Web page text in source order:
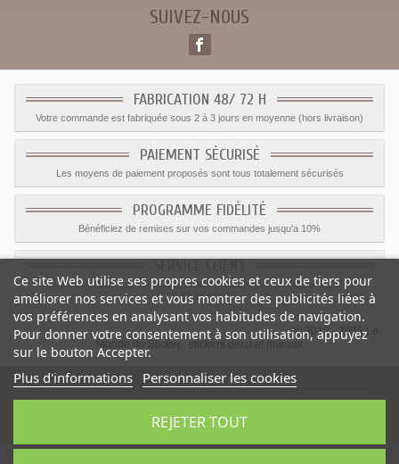
SUIVEZ-NOUS
FABRICATION 48/ 72 H
Votre commande est fabriquée sous 2 à 3 jours en moyenne (hors livraison)
PAIEMENT SÉCURISÉ
Les moyens de paiement proposés sont tous totalement sécurisés
PROGRAMME FIDÉLITÉ
Bénéficiez de remises sur vos commandes jusqu'a 10%
Le service client est a votre disposition du lundi au vendredi de 8h à 17h
09.82.28.47.69.
© 2012 - 2026 Le
Monde du Sticker :
stickers déco et muraux
Sticker voiture jaune vert-Catégorie:Camions
Ce site Web utilise ses propres cookies et ceux de tiers pour
améliorer nos services et vous montrer des publicités liées à
vos préférences en analysant vos habitudes de navigation.
Pour donner votre consentement à son utilisation, appuyez
sur le bouton Accepter.
Plus d'informations Personnaliser les cookies
REJETER TOUT